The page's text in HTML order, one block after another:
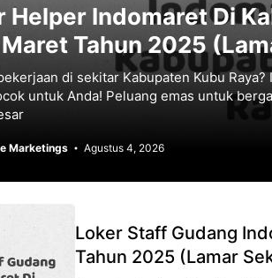
Helper Indomaret Di
Maret Tahun 2025
di sekitar Kabupaten Kubu
untuk Anda! Peluang emas untuk
Marketings Agustus 4, 2026
Loker Staff Gudang
Tahun 2025 (Lamar